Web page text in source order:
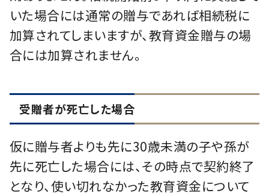
いた場合には通常の贈与であれば相続税に
加算されてしまいますが、教育資⾦贈与の場
合には加算されません。
受贈者が死亡した場合
仮に贈与者よりも先に30歳未満の⼦や孫が
先に死亡した場合には、その時点で契約終了
となり、使い切れなかった教育資⾦について